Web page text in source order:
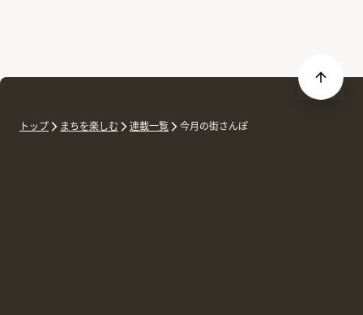
トップ まちを楽しむ 連載一覧 今月の街さんぽ